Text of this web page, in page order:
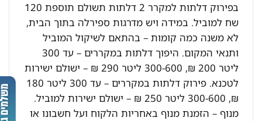
בפירוק דלתות למקרר 2 דלתות תשולם תוספת 120
שח למוביל. במידה ויש מדרגות ספירלה בתוך הבית,
לא משנה כמה קומות – בהתאם לשיקול המוביל
ותנאי המקום. היפוך דלתות במקררים – עד 300
ליטר 200 ₪, 300-600 ליטר 290 ₪ – ישולם ישירות
לטכנא. פירוק דלתות במקררים – עד 300 ליטר 180
₪, 300-600 ליטר 250 ₪ – ישולם ישירות למוביל.
מנוף – הזמנת מנוף באחריות הלקוח ועל חשבונו או